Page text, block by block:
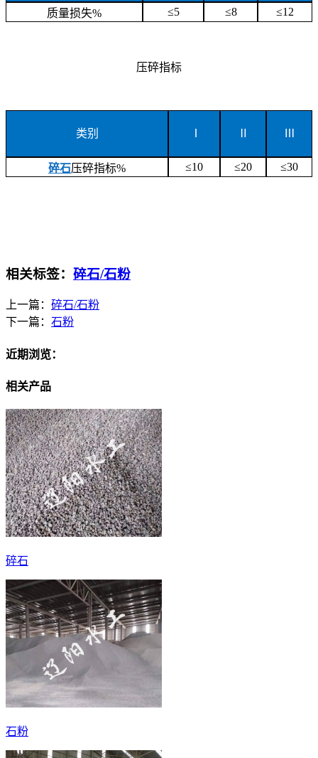
质量损失% ≤5 ≤8 ≤12
压碎指标
类别
碎石压碎指标% ≤10 ≤20 ≤30
相关标签： 碎石/石粉
上一篇： 碎石/石粉
下一篇： 石粉
近期浏览：
相关产品
碎石
石粉